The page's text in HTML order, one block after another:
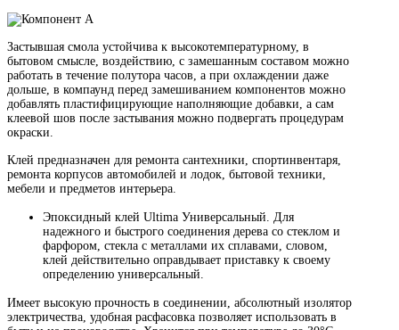
Застывшая смола устойчива к высокотемпературному, в
бытовом смысле, воздействию, с замешанным составом можно
работать в течение полутора часов, а при охлаждении даже
дольше, в компаунд перед замешиванием компонентов можно
добавлять пластифицирующие наполняющие добавки, а сам
клеевой шов после застывания можно подвергать процедурам
окраски.
Клей предназначен для ремонта сантехники, спортинвентаря,
ремонта корпусов автомобилей и лодок, бытовой техники,
мебели и предметов интерьера.
Эпоксидный клей Ultima Универсальный. Для
надежного и быстрого соединения дерева со стеклом и
фарфором, стекла с металлами их сплавами, словом,
клей действительно оправдывает приставку к своему
определению универсальный.
Имеет высокую прочность в соединении, абсолютный изолятор
электричества, удобная расфасовка позволяет использовать в